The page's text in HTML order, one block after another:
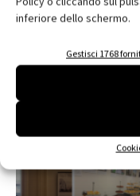
inferiore dello schermo.
Gestisci 1768
EVENTI